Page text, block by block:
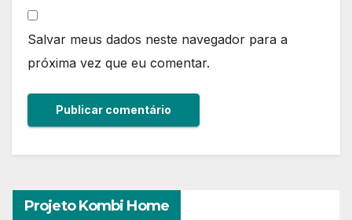
Salvar meus dados neste navegador para a
próxima vez que eu comentar.
Projeto Kombi Home